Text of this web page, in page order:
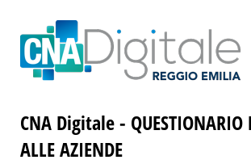
CNA Digitale - QUESTIONARIO
ALLE AZIENDE